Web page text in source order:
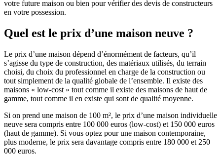
votre future maison ou bien pour vérifier des devis de constructeurs
en votre possession.
Quel est le prix d’une maison neuve ?
Le prix d’une maison dépend d’énormément de facteurs, qu’il
s’agisse du type de construction, des matériaux utilisés, du terrain
choisi, du choix du professionnel en charge de la construction ou
tout simplement de la qualité globale de l’ensemble. Il existe des
maisons « low-cost » tout comme il existe des maisons de haut de
gamme, tout comme il en existe qui sont de qualité moyenne.
Si on prend une maison de 100 m², le prix d’une maison individuelle
neuve sera compris entre 100 000 euros (low-cost) et 150 000 euros
(haut de gamme). Si vous optez pour une maison contemporaine,
plus moderne, le prix sera davantage compris entre 180 000 et 250
000 euros.